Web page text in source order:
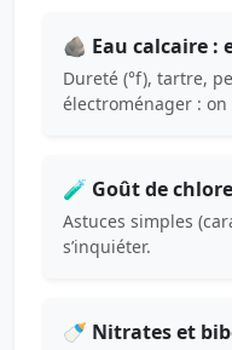
🪨 Eau calcaire :
Dureté (°f), tartre,
électroménager : on
🧪 Goût de
Astuces simples
s’inquiéter.
🍼 Nitrates et